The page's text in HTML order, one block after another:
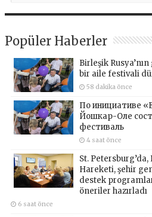
Popüler Haberler
Birleşik
bir aile festivali
58 dakika önce
По инициативе
Йошкар-Оле
фестиваль
4 saat önce
St.
Hareketi, şehir
destek
öneriler hazırladı
6 saat önce